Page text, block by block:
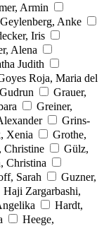
Armin
Geylenberg, Anke
Iris
Alena
Judith
Roja, Maria del
Grauer,
Greiner,
Grins-
Xenia
Grothe,
Christine
Gülz,
Christina
Sarah
Guzner,
Haji Zargarbashi,
Hardt,
Heege,